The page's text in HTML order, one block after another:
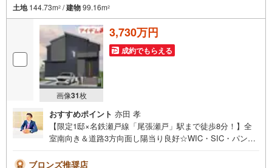
土地144.73m2 /建物99.16m2
画像31枚
3,730万円
成約でもらえる
おすすめポイント 亦田 孝
【限定1邸×名鉄瀬戸線「尾張瀬戸」駅まで徒歩8分！】全
室南向き＆道路3方向面し陽当り良好☆WIC・SIC・パント
わせお待ちしております☆ ＼瀬戸市東権現町☆限定1邸/当
ブロンズ推奨店